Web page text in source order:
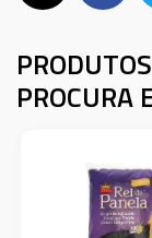
PROCURA